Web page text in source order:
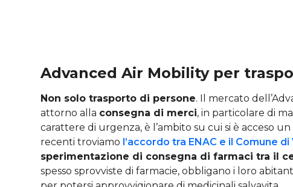
Advanced Air Mobility per
Non solo trasporto di persone. Il mercato
attorno alla consegna di merci, in particolare di
carattere di urgenza, è l’ambito su cui si è acceso
recenti troviamo l’accordo tra ENAC e il Comune di
sperimentazione di consegna di farmaci tra il
spesso sprovviste di farmacie, obbligano i loro